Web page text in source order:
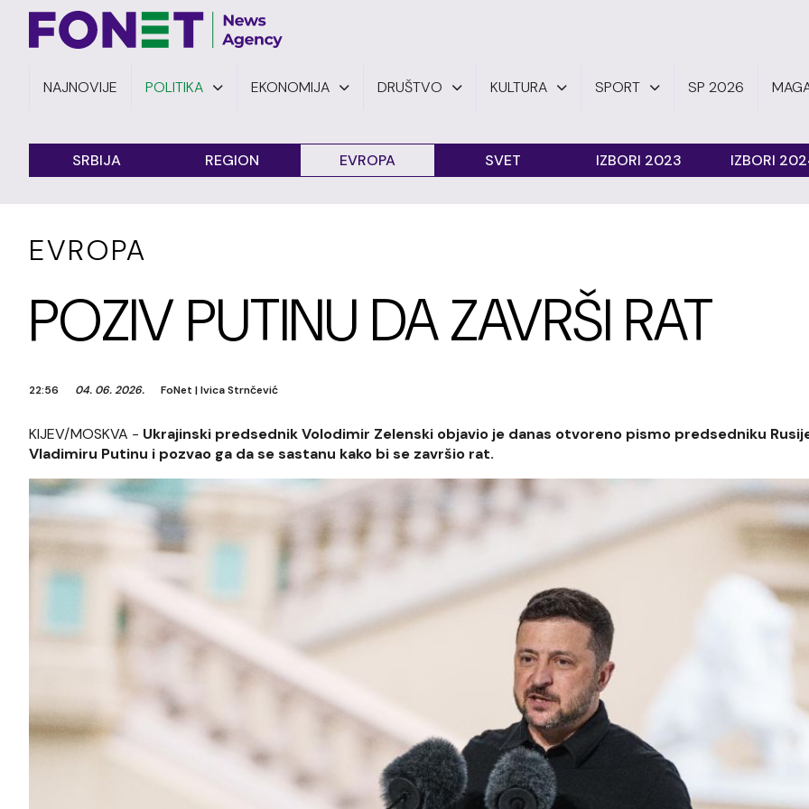
NAJNOVIJE POLITIKA EKONOMIJA DRUŠTVO KULTURA SPORT SP 2026
SRBIJA REGION EVROPA SVET IZBORI 2023 IZBORI
EVROPA
POZIV PUTINU DA ZAVRŠI RAT
22:56 04. 06. 2026. FoNet |Ivica Strnčević
KIJEV/MOSKVA - Ukrajinski predsednik Volodimir Zelenski objavio je danas otvoreno pismo predsedniku
Vladimiru Putinu i pozvao ga da se sastanu kako bi se završio rat.